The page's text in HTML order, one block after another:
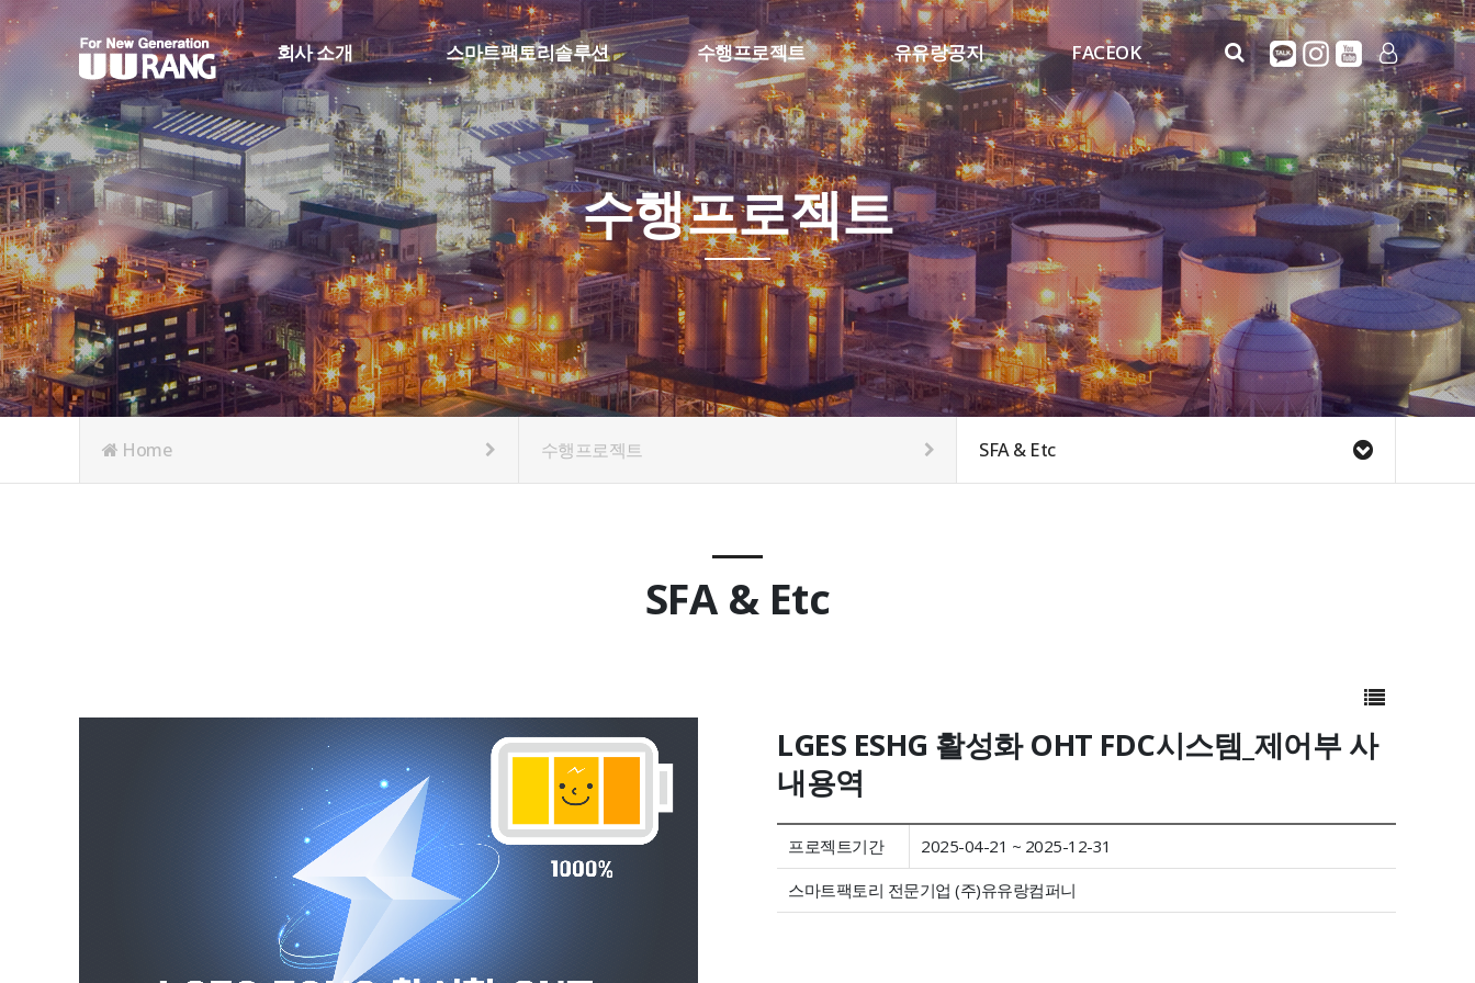
LOG IN
회사 소개
CEO 인사
회사 연혁
회사 조직도
인증 및 수상
오시는 길
스마트팩토리솔루션
스마트팩토리 MES
생산정보 수집, 머신비전
스마트 물류자동화
RFID
Face_Reference
수행프로젝트
SFA & Etc
스마트팩토리
유유랑공지
공지사항
질문과답변
FACEOK
FaceOK
FACEOK_MOVIE
수행프로젝트
Home 수행프로젝트 SFA & Etc
SFA & Etc
LGES ESHG 활성화 OHT FDC시스템_제어부 사
내용역
프로젝트기간
2025-04-21 ~ 2025-12-31
스마트팩토리 전문기업 (주)유유랑컴퍼니